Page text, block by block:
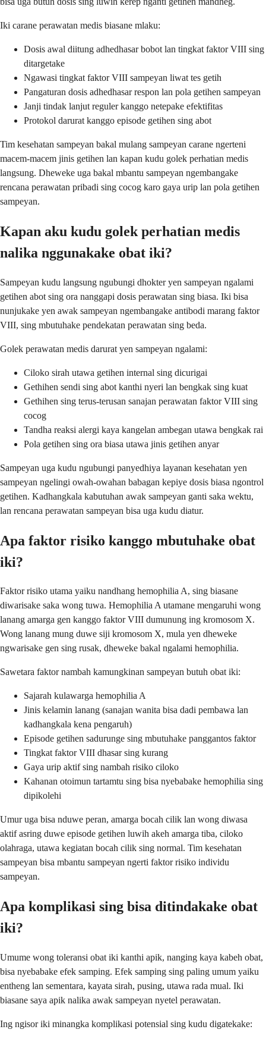
Iki carane perawatan medis biasane mlaku:
Dosis awal diitung adhedhasar bobot lan tingkat faktor VIII sing
ditargetake
Ngawasi tingkat faktor VIII sampeyan liwat tes getih
Pangaturan dosis adhedhasar respon lan pola getihen sampeyan
Janji tindak lanjut reguler kanggo netepake efektifitas
Protokol darurat kanggo episode getihen sing abot
Tim kesehatan sampeyan bakal mulang sampeyan carane ngerteni
macem-macem jinis getihen lan kapan kudu golek perhatian medis
langsung. Dheweke uga bakal mbantu sampeyan ngembangake
rencana perawatan pribadi sing cocog karo gaya urip lan pola getihen
sampeyan.
Kapan aku kudu golek perhatian medis
nalika nggunakake obat iki?
Sampeyan kudu langsung ngubungi dhokter yen sampeyan ngalami
getihen abot sing ora nanggapi dosis perawatan sing biasa. Iki bisa
nunjukake yen awak sampeyan ngembangake antibodi marang faktor
VIII, sing mbutuhake pendekatan perawatan sing beda.
Golek perawatan medis darurat yen sampeyan ngalami:
Ciloko sirah utawa getihen internal sing dicurigai
Gethihen sendi sing abot kanthi nyeri lan bengkak sing kuat
Gethihen sing terus-terusan sanajan perawatan faktor VIII sing
cocog
Tandha reaksi alergi kaya kangelan ambegan utawa bengkak rai
Pola getihen sing ora biasa utawa jinis getihen anyar
Sampeyan uga kudu ngubungi panyedhiya layanan kesehatan yen
sampeyan ngelingi owah-owahan babagan kepiye dosis biasa ngontrol
getihen. Kadhangkala kabutuhan awak sampeyan ganti saka wektu,
lan rencana perawatan sampeyan bisa uga kudu diatur.
Apa faktor risiko kanggo mbutuhake obat
iki?
Faktor risiko utama yaiku nandhang hemophilia A, sing biasane
diwarisake saka wong tuwa. Hemophilia A utamane mengaruhi wong
lanang amarga gen kanggo faktor VIII dumunung ing kromosom X.
Wong lanang mung duwe siji kromosom X, mula yen dheweke
ngwarisake gen sing rusak, dheweke bakal ngalami hemophilia.
Sawetara faktor nambah kamungkinan sampeyan butuh obat iki:
Sajarah kulawarga hemophilia A
Jinis kelamin lanang (sanajan wanita bisa dadi pembawa lan
kadhangkala kena pengaruh)
Episode getihen sadurunge sing mbutuhake panggantos faktor
Tingkat faktor VIII dhasar sing kurang
Gaya urip aktif sing nambah risiko ciloko
Kahanan otoimun tartamtu sing bisa nyebabake hemophilia sing
dipikolehi
Umur uga bisa nduwe peran, amarga bocah cilik lan wong diwasa
aktif asring duwe episode getihen luwih akeh amarga tiba, ciloko
olahraga, utawa kegiatan bocah cilik sing normal. Tim kesehatan
sampeyan bisa mbantu sampeyan ngerti faktor risiko individu
sampeyan.
Apa komplikasi sing bisa ditindakake obat
iki?
Umume wong toleransi obat iki kanthi apik, nanging kaya kabeh obat,
bisa nyebabake efek samping. Efek samping sing paling umum yaiku
entheng lan sementara, kayata sirah, pusing, utawa rada mual. Iki
biasane saya apik nalika awak sampeyan nyetel perawatan.
Ing ngisor iki minangka komplikasi potensial sing kudu digatekake: